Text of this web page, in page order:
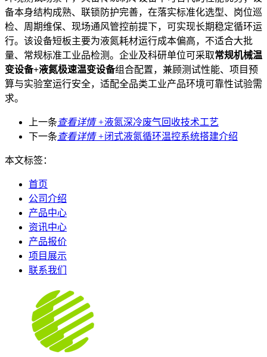
备本身结构成熟、联锁防护完善，在落实标准化选型、岗位巡
检、周期维保、现场通风管控前提下，可实现长期稳定循环运
行。该设备短板主要为液氮耗材运行成本偏高，不适合大批
量、常规标准工业品检测。企业及科研单位可采取常规机械温
变设备+液氮极速温变设备组合配置，兼顾测试性能、项目预
算与实验室运行安全，适配全品类工业产品环境可靠性试验需
求。
上一条查看详情 +液氮深冷废气回收技术工艺
下一条查看详情 +闭式液氮循环温控系统搭建介绍
本文标签：
首页
公司介绍
产品中心
资讯中心
产品报价
项目展示
联系我们